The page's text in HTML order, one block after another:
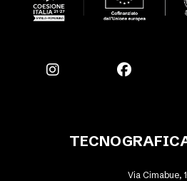
Via Cimabue,